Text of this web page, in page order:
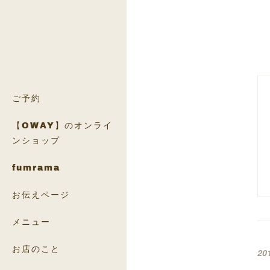
ご予約
【OWAY】のオンライ
ンショップ
fumrama
お伝えページ
メニュー
お店のこと